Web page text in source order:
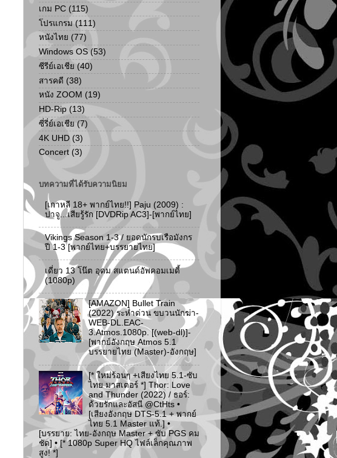
เกม PC (115)
โปรแกรม (111)
หนังไทย (77)
Windows OS (53)
ซีรีย์เอเชีย (40)
สารคดี (38)
หนัง ZOOM (19)
HD-Rip (13)
ซี่รี่ย์เอเชีย (7)
4K UHD (3)
Concert (3)
บทความที่ได้รับความนิยม
[เกาหลี 18+ พากย์ไทย!!] Paju (2009) :
ปาจู...เสียรู้รัก [DVDRip AC3]-[พากย์ไทย]
Vikings Season 1-3 / ยอดนักรบเรือมังกร
ปี 1-3 [พากย์ไทย+บรรยายไทย]
เดี่ยว 13 โน๊ต อุดม สแตนด์อัพคอมเมดี้
(1080p)
[AMAZON] Bullet Train
(2022) ระห่ำด่วน ขบวนนักฆ่า-
WEB-DL.EAC-
3.Atmos.1080p. [(web-dl)]-
[พากย์อังกฤษ Atmos 5.1
บรรยายไทย (Master)-อังกฤษ]
[* ใหม่ร้อนๆ +เสียงไทย 5.1-ซับ
ไทย มาสเตอร์ *] Thor: Love
and Thunder (2022) / ธอร์:
ด้วยรักและอัสนี @CtHts •
[เสียงอังกฤษ DTS-5.1 + พากย์
ไทย 5.1 Master แท้.] •
[บรรยาย: ไทย-อังกฤษ Master + ซับ PGS คม
ชัด] • [* 1080p Super HQ ไฟล์เล็กคุณภาพ
สูง! *]